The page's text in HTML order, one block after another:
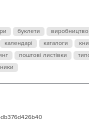
буклети виробництво
календарі каталоги
поштові листівки